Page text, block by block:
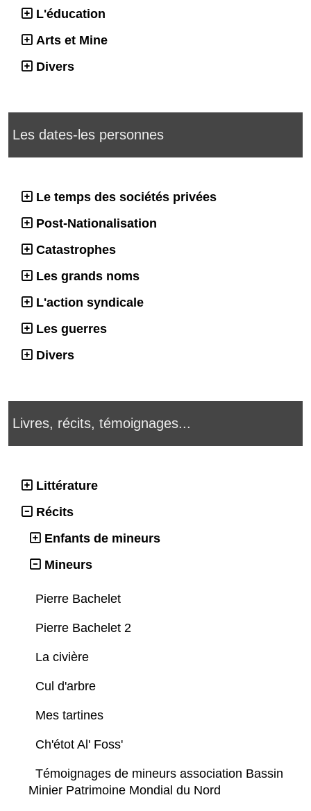
L'éducation
Arts et Mine
Divers
Les dates-les personnes
Le temps des sociétés privées
Post-Nationalisation
Catastrophes
Les grands noms
L'action syndicale
Les guerres
Divers
Livres, récits, témoignages...
Littérature
Récits
Enfants de mineurs
Mineurs
Pierre Bachelet
Pierre Bachelet 2
La civière
Cul d'arbre
Mes tartines
Ch'étot Al' Foss'
Témoignages de mineurs association Bassin
Minier Patrimoine Mondial du Nord